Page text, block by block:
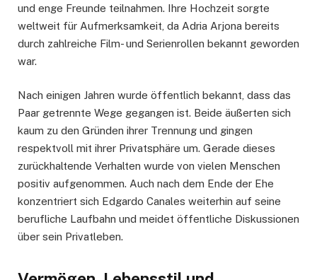
und enge Freunde teilnahmen. Ihre Hochzeit sorgte
weltweit für Aufmerksamkeit, da Adria Arjona bereits
durch zahlreiche Film- und Serienrollen bekannt geworden
war.
Nach einigen Jahren wurde öffentlich bekannt, dass das
Paar getrennte Wege gegangen ist. Beide äußerten sich
kaum zu den Gründen ihrer Trennung und gingen
respektvoll mit ihrer Privatsphäre um. Gerade dieses
zurückhaltende Verhalten wurde von vielen Menschen
positiv aufgenommen. Auch nach dem Ende der Ehe
konzentriert sich Edgardo Canales weiterhin auf seine
berufliche Laufbahn und meidet öffentliche Diskussionen
über sein Privatleben.